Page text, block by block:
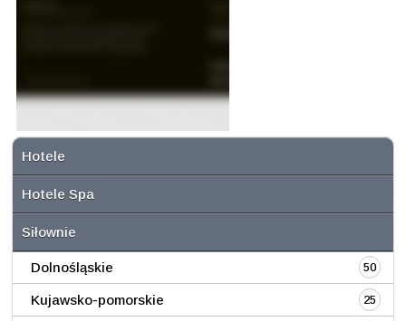
Hotele
Hotele Spa
Siłownie
Dolnośląskie 50
Kujawsko-pomorskie 25